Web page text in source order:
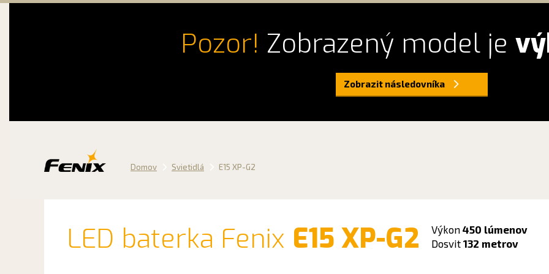
Pozor! Zobrazený model je
Zobrazit následovníka
Domov Svietidlá E15 XP-G2
LED baterka Fenix E15 XP-G2 Výkon 450 lúmenov
Dosvit 132 metrov